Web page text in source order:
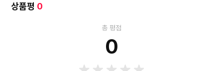
상품평 0
총 평점
0